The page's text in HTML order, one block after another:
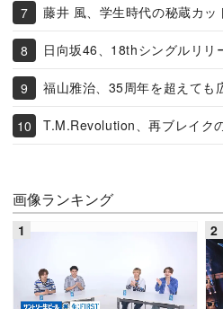
藤井 風、学生時代の秘蔵カッ
日向坂46、18thシングルリリ
福山雅治、35周年を超えても
T.M.Revolution、再ブレイク
画像ランキング